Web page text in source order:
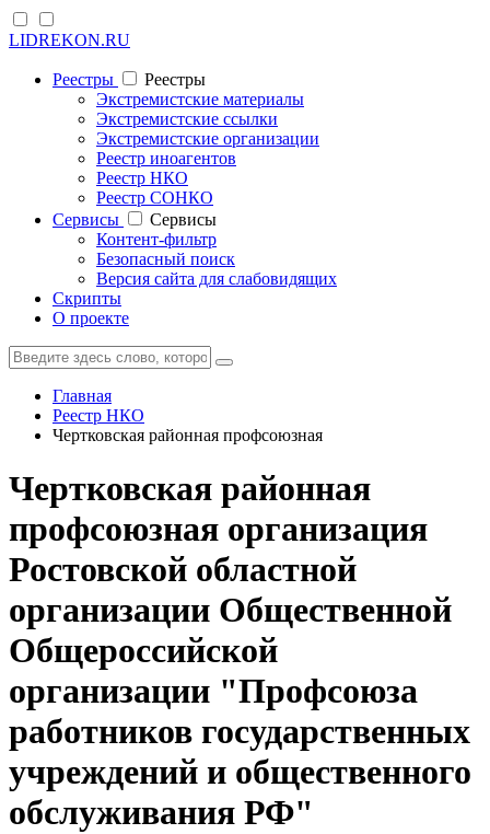
LIDREKON.RU
Реестры
Реестры
Экстремистские материалы
Экстремистские ссылки
Экстремистские организации
Реестр иноагентов
Реестр НКО
Реестр СОНКО
Cервисы
Cервисы
Контент-фильтр
Безопасный поиск
Версия сайта для слабовидящих
Скрипты
О проекте
Главная
Реестр НКО
Чертковская районная профсоюзная
Чертковская районная
профсоюзная организация
Ростовской областной
организации Общественной
Общероссийской
организации "Профсоюза
работников государственных
учреждений и общественного
обслуживания РФ"